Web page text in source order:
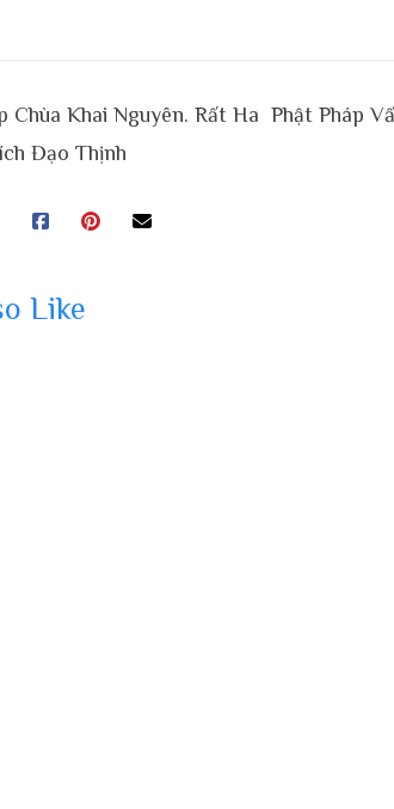
Chùa Khai Nguyên. Rất Ha
Đạo Thịnh
Phật Pháp
Like